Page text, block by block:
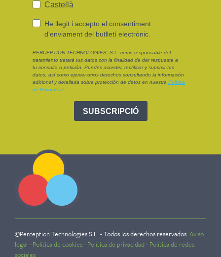
©Perception Technologies S.L. - Todos los derechos reservados. Aviso
legal - Política de cookies- Política de privacidad - Política de redes
sociales